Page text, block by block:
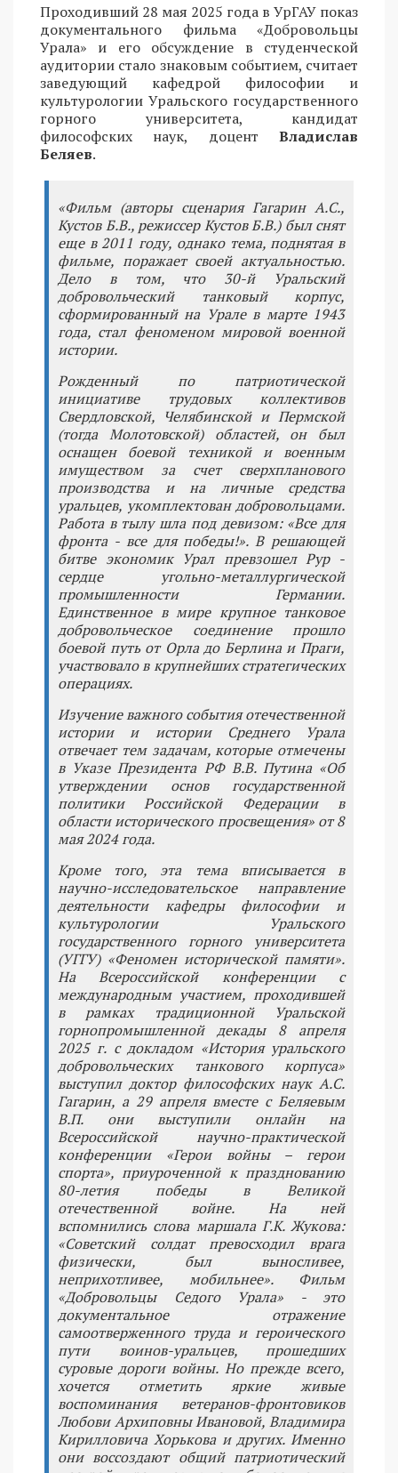
Проходивший 28 мая 2025 года в УрГАУ показ
документального фильма «Добровольцы
Урала» и его обсуждение в студенческой
аудитории стало знаковым событием, считает
заведующий кафедрой философии и
культурологии Уральского государственного
горного университета, кандидат
философских наук, доцент Владислав
Беляев.
«Фильм (авторы сценария Гагарин А.С.,
Кустов Б.В., режиссер Кустов Б.В.) был снят
еще в 2011 году, однако тема, поднятая в
фильме, поражает своей актуальностью.
Дело в том, что 30-й Уральский
добровольческий танковый корпус,
сформированный на Урале в марте 1943
года, стал феноменом мировой военной
истории.
Рожденный по патриотической
инициативе трудовых коллективов
Свердловской, Челябинской и Пермской
(тогда Молотовской) областей, он был
оснащен боевой техникой и военным
имуществом за счет сверхпланового
производства и на личные средства
уральцев, укомплектован добровольцами.
Работа в тылу шла под девизом: «Все для
фронта - все для победы!». В решающей
битве экономик Урал превзошел Рур -
сердце угольно-металлургической
промышленности Германии.
Единственное в мире крупное танковое
добровольческое соединение прошло
боевой путь от Орла до Берлина и Праги,
участвовало в крупнейших стратегических
операциях.
Изучение важного события отечественной
истории и истории Среднего Урала
отвечает тем задачам, которые отмечены
в Указе Президента РФ В.В. Путина «Об
утверждении основ государственной
политики Российской Федерации в
области исторического просвещения» от 8
мая 2024 года.
Кроме того, эта тема вписывается в
научно-исследовательское направление
деятельности кафедры философии и
культурологии Уральского
государственного горного университета
(УГГУ) «Феномен исторической памяти».
На Всероссийской конференции с
международным участием, проходившей
в рамках традиционной Уральской
горнопромышленной декады 8 апреля
2025 г. с докладом «История уральского
добровольческих танкового корпуса»
выступил доктор философских наук А.С.
Гагарин, а 29 апреля вместе с Беляевым
В.П. они выступили онлайн на
Всероссийской научно-практической
конференции «Герои войны – герои
спорта», приуроченной к празднованию
80-летия победы в Великой
отечественной войне. На ней
вспомнились слова маршала Г.К. Жукова:
«Советский солдат превосходил врага
физически, был выносливее,
неприхотливее, мобильнее». Фильм
«Добровольцы Седого Урала» - это
документальное отражение
самоотверженного труда и героического
пути воинов-уральцев, прошедших
суровые дороги войны. Но прежде всего,
хочется отметить яркие живые
воспоминания ветеранов-фронтовиков
Любови Архиповны Ивановой, Владимира
Кирилловича Хорькова и других. Именно
они воссоздают общий патриотический